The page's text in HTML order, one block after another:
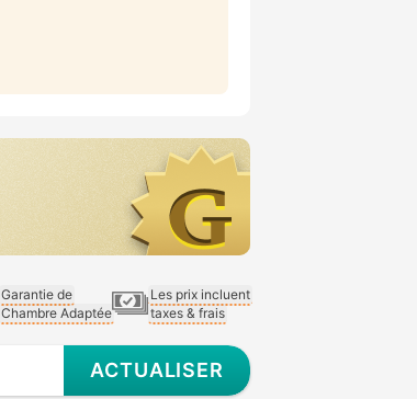
Garantie de
Chambre Adaptée
Les prix incluent
taxes & frais
ACTUALISER